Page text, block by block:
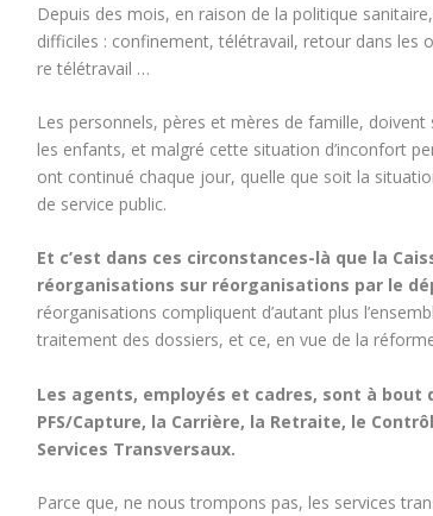
Depuis des mois, en raison de la politique
difficiles : confinement, télétravail, retour dans les
re télétravail …
Les personnels, pères et mères de famille,
les enfants, et malgré cette situation d’inconfort
ont continué chaque jour, quelle que soit la
de service public.
Et c’est dans ces circonstances-là que la
réorganisations sur réorganisations par le
réorganisations compliquent d’autant plus
traitement des dossiers, et ce, en vue de la
Les agents, employés et cadres, sont à bout
PFS/Capture, la Carrière, la Retraite, le
Services Transversaux.
Parce que, ne nous trompons pas, les services